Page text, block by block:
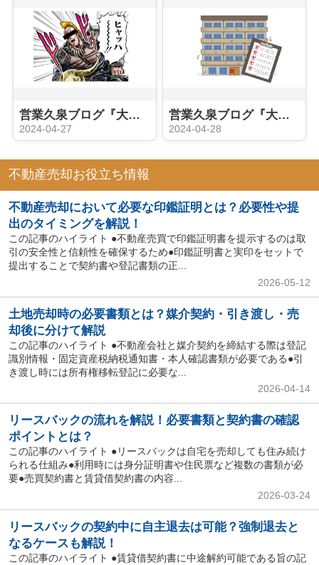
営業久泉ブログ『大家さんへの道②（久泉立志編）』
2024-04-27
営業久泉ブログ『大家さんへの道③（インプット セミナー編）』
2024-04-28
不動産売却お役立ち情報
不動産売却において必要な印鑑証明とは？必要性や提
出のタイミングを解説！
この記事のハイライト ●不動産売買で印鑑証明書を提示するのは取
引の安全性と信頼性を確保するため●印鑑証明書と実印をセットで
提出することで契約書や登記書類の正...
2026-05-12
土地売却時の必要書類とは？媒介契約・引き渡し・売
却後に分けて解説
この記事のハイライト ●不動産会社と媒介契約を締結する際は登記
識別情報・固定資産税納税通知書・本人確認書類が必要である●引
き渡し時には所有権移転登記に必要な...
2026-04-14
リースバックの流れを解説！必要書類と契約書の確認
ポイントとは？
この記事のハイライト ●リースバックは自宅を売却しても住み続け
られる仕組み●利用時には身分証明書や住民票など複数の書類が必
要●売買契約書と賃貸借契約書の内容...
2026-03-24
リースバックの契約中に自主退去は可能？強制退去と
なるケースも解説！
この記事のハイライト ●賃貸借契約書に中途解約可能である旨の記